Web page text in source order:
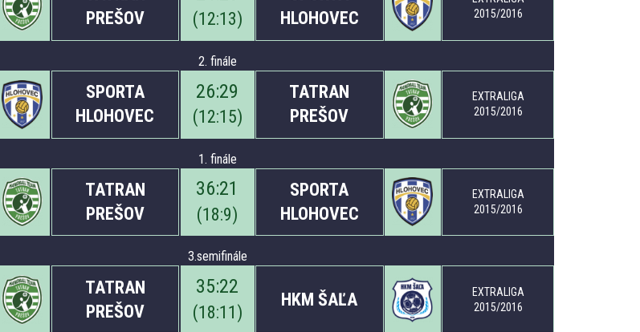
PREŠOV
(12:13)
HLOHOVEC
2015/2016
2. finále
SPORTA
HLOHOVEC
26:29
(12:15)
TATRAN
PREŠOV
EXTRALIGA
2015/2016
1. finále
TATRAN
PREŠOV
36:21
(18:9)
SPORTA
HLOHOVEC
EXTRALIGA
2015/2016
3.semifinále
TATRAN
PREŠOV
35:22
(18:11 )
HKM ŠAĽA
EXTRALIGA
2015/2016